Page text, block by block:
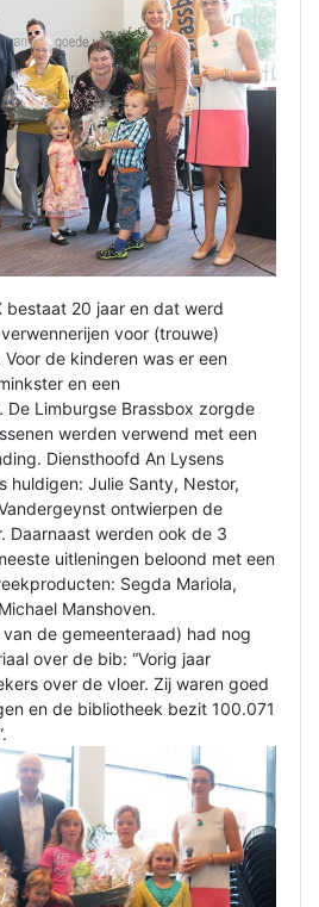
bestaat 20 jaar en dat werd
voor (trouwe)
de kinderen was er een
en een
De Limburgse Brassbox zorgde
werden verwend met een
Diensthoofd An Lysens
huldigen: Julie Santy, Nestor,
ontwierpen de
Daarnaast werden ook de 3
uitleningen beloond met een
Segda Mariola,
Manshoven.
de gemeenteraad) had nog
over de bib: “Vorig jaar
over de vloer. Zij waren goed
en de bibliotheek bezit 100.071